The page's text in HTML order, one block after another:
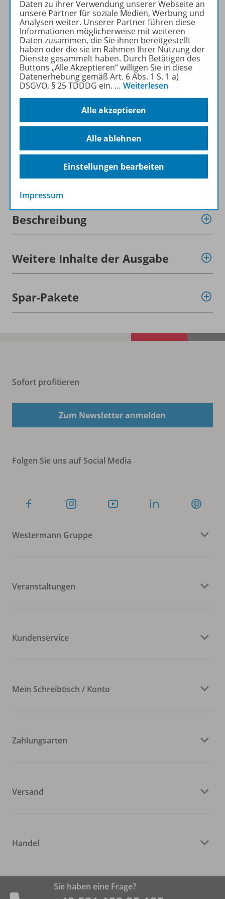
SACHUNTERRICHT
WELTWISSEN kostenlos
recherchiert und
heruntergeladen werden (nur
für Privatpersonen).
Jetzt kostengünstig
Probelesen oder gleich zum
Vorteilspreis abonnieren!
ZU DEN ABO-ANGEBOTEN
Informationen
Beschreibung
Weitere Inhalte der Ausgabe
Spar-Pakete
Sofort profitieren
Zum Newsletter anmelden
Folgen Sie uns auf Social Media
Westermann Gruppe
Veranstaltungen
Kundenservice
Mein Schreibtisch / Konto
Zahlungsarten
Versand
Handel
Sie haben eine Frage?
Daten zu ihrer Verwendung unserer Webseite an
unsere Partner für soziale Medien, Werbung und
Analysen weiter. Unserer Partner führen diese
Informationen möglicherweise mit weiteren
Daten zusammen, die Sie ihnen bereitgestellt
haben oder die sie im Rahmen Ihrer Nutzung der
Dienste gesammelt haben. Durch Betätigen des
Buttons „Alle Akzeptieren“ willigen Sie in diese
Datenerhebung gemäß Art. 6 Abs. 1 S. 1 a)
DSGVO, § 25 TDDDG ein. … Weiterlesen
Alle akzeptieren
Alle ablehnen
Einstellungen bearbeiten
Impressum